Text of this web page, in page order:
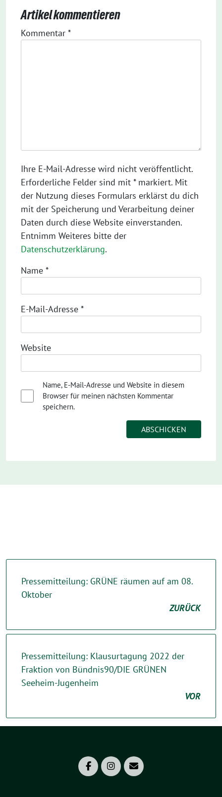
Artikel kommentieren
Kommentar *
Ihre E-Mail-Adresse wird nicht veröffentlicht.
Erforderliche Felder sind mit * markiert. Mit
der Nutzung dieses Formulars erklärst du dich
mit der Speicherung und Verarbeitung deiner
Daten durch diese Website einverstanden.
Entnimm Weiteres bitte der
Datenschutzerklärung.
Name *
E-Mail-Adresse *
Website
Name, E-Mail-Adresse und Website in diesem
Browser für meinen nächsten Kommentar
speichern.
Pressemitteilung: GRÜNE räumen auf am 08.
Oktober
ZURÜCK
Pressemitteilung: Klausurtagung 2022 der
Fraktion von Bündnis90/DIE GRÜNEN
Seeheim-Jugenheim
VOR